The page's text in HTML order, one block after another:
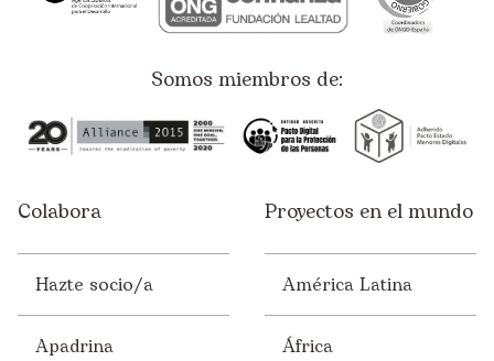
Somos miembros de:
Colabora
Hazte socio/a
Apadrina
Proyectos en el mundo
América Latina
África